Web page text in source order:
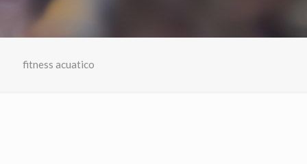
fitness acuatico